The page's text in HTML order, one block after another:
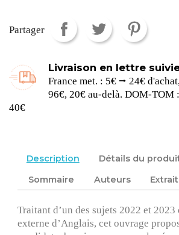
Partager
Livraison en lettre
France met. : 5€ ⭢ 24€
96€, 20€ au-delà. DOM-TOM
40€
Description
Détails du
Sommaire
Auteurs Extrait
Traitant d’un des sujets 2022 et
externe d’Anglais, cet ouvrage